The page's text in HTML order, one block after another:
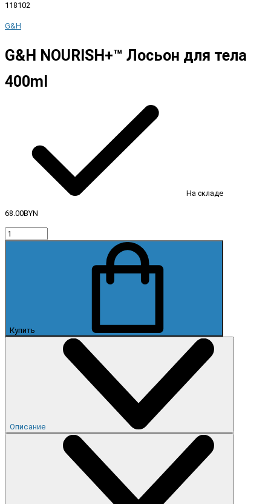
118102
G&H
G&H NOURISH+™ Лосьон для тела
400ml
На складе
68.00BYN
Купить
Описание